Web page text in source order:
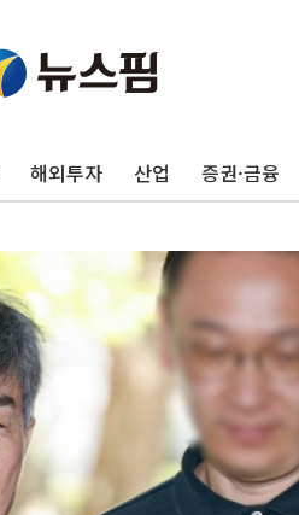
해외투자 산업 증권·금융